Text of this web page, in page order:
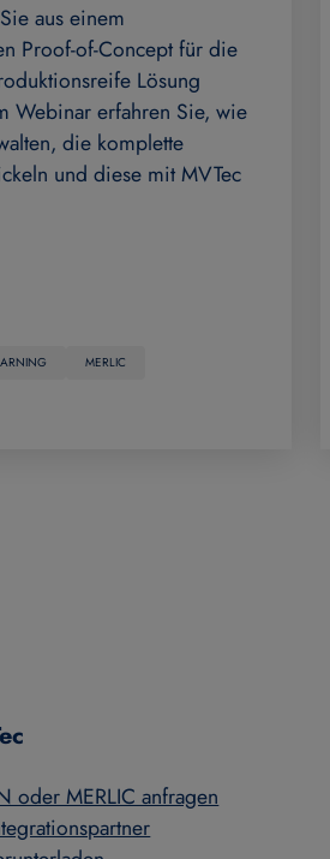
aus einem
Proof-of-Concept für die
Lösung
Webinar erfahren Sie, wie
die komplette
und diese mit MVTec
MERLIC
oder MERLIC anfragen